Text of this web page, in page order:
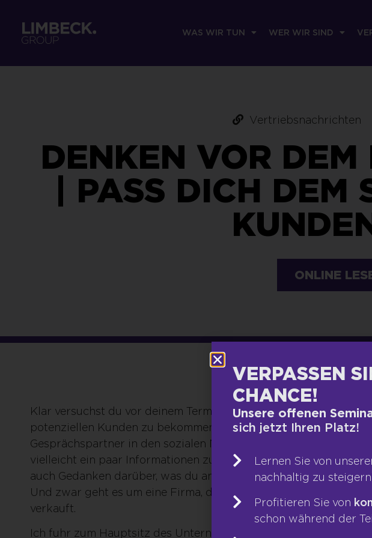
WAS WIR TUN WER WIR SIND
Vertriebsnachrichten
DENKEN VOR DEM
| PASS DICH DEM
ONLINE
Klar versuchst du vor deinem Termin so viele Informationen wie
potenziellen Kunden zu bekommen. Du schaust dir die
Gesprächspartner in den sozialen Netzwerken, um dir ihr
vielleicht ein paar Informationen zu Hobbies etc.
auch Gedanken darüber, was du anziehst? Ich möchte dazu eine
Und zwar geht es um eine Firma, die kanadisches Bullensperma
verkauft.
Ich fuhr zum Hauptsitz des Unternehmens, um mich mit den
VERPASSEN
CHANCE!
Unsere offenen
sich jetzt Ihren Platz!
Lernen Sie von
nachhaltig zu
Profitieren Sie von
schon während der